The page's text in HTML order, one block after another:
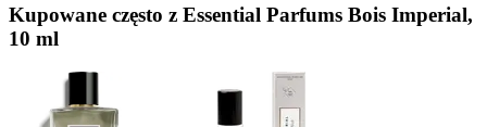
Kupowane często z Essential Parfums Bois Imperial,
10 ml